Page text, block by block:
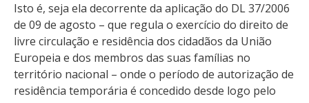
Isto é, seja ela decorrente da aplicação do DL 37/2006
de 09 de agosto – que regula o exercício do direito de
livre circulação e residência dos cidadãos da União
Europeia e dos membros das suas famílias no
território nacional – onde o período de autorização de
residência temporária é concedido desde logo pelo